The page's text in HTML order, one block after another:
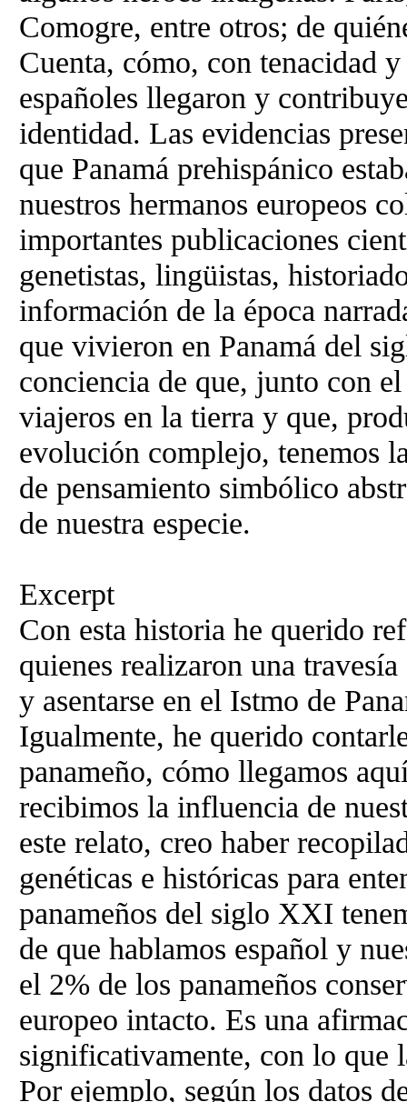
Comogre, entre otros; de
Cuenta, cómo, con tenacidad
españoles llegaron y
identidad. Las evidencias
que Panamá prehispánico
nuestros hermanos europeos
importantes publicaciones
genetistas, lingüistas,
información de la época
que vivieron en Panamá del
conciencia de que, junto con
viajeros en la tierra y que,
evolución complejo, tenemos
de pensamiento simbólico
de nuestra especie.
Excerpt
Con esta historia he querido
quienes realizaron una
y asentarse en el Istmo de
Igualmente, he querido
panameño, cómo llegamos
recibimos la influencia de
este relato, creo haber
genéticas e históricas para
panameños del siglo XXI
de que hablamos español y
el 2% de los panameños
europeo intacto. Es una
significativamente, con lo que
Por ejemplo, según los datos